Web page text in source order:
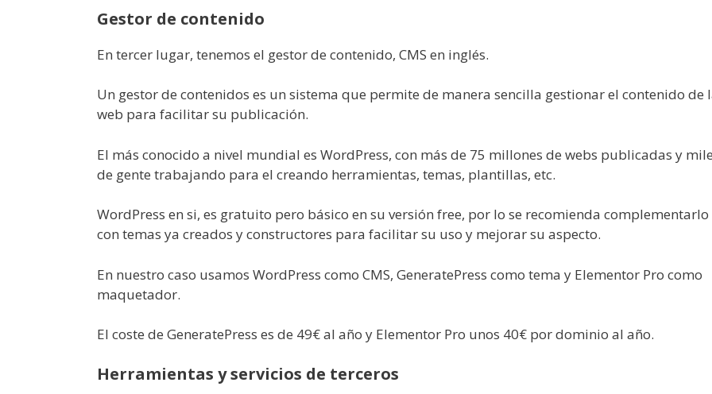
Gestor de contenido
En tercer lugar, tenemos el gestor de contenido, CMS en inglés.
Un gestor de contenidos es un sistema que permite de manera sencilla gestionar el contenido de
web para facilitar su publicación.
El más conocido a nivel mundial es WordPress, con más de 75 millones de webs publicadas y
de gente trabajando para el creando herramientas, temas, plantillas, etc.
WordPress en si, es gratuito pero básico en su versión free, por lo se recomienda complementarlo
con temas ya creados y constructores para facilitar su uso y mejorar su aspecto.
En nuestro caso usamos WordPress como CMS, GeneratePress como tema y Elementor Pro como
maquetador.
El coste de GeneratePress es de 49€ al año y Elementor Pro unos 40€ por dominio al año.
Herramientas y servicios de terceros